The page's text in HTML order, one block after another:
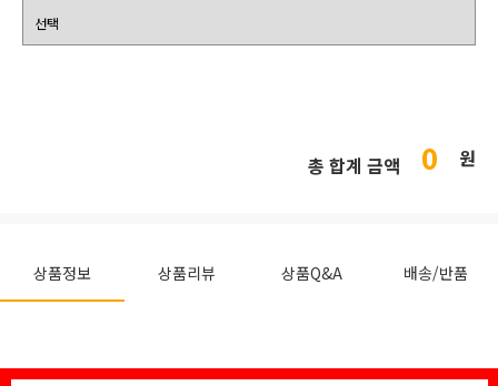
총 합계 금액 0 원
상품정보 상품리뷰 상품Q&A 배송/반품